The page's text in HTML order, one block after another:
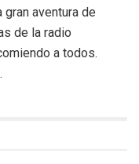
aventura de
de la radio
a todos.